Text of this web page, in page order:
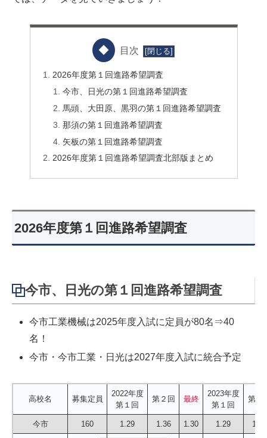
目次
2026年度第１回進路希望調査
今市、日光の第１回進路希望調査
馬頭、大田原、黒羽の第１回進路希望調査
那須の第１回進路希望調査
矢板の第１回進路希望調査
2026年度第１回進路希望調査北部版まとめ
2026年度第１回進路希望調査
今市、日光の第１回進路希望調査
今市工業機械は2025年度入試に定員が80名⇒40
名！
今市・今市工業・日光は2027年度入試に統合予定
高校名 募集定員
2022年度
第１回
第２回 最終
2023年度
第１回
第２
今市 160 1.29 1.36 1.30 1.29 1.17